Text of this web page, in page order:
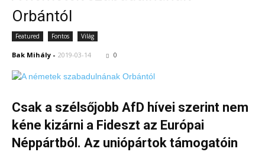
Orbántól
Featured Fontos Világ
Bak Mihály - 2019-03-14 0
Csak a szélsőjobb AfD hívei szerint nem
kéne kizárni a Fideszt az Európai
Néppártból. Az uniópártok támogatóin